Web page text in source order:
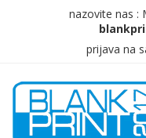
nazovite nas :
prijava na